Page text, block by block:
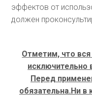
эффектов от
должен
Отметим, что
исключительно
Перед
обязательна.Ни в